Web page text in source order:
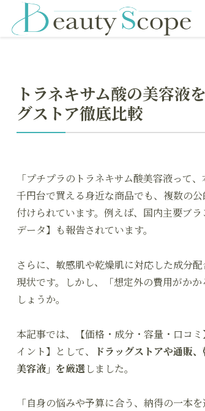
トラネキサム酸の美容液
グストア徹底比較
「プチプラのトラネキサム酸美容液って
千円台で買える身近な商品でも、複数の
付けられています。例えば、国内主要ブ
データ】も報告されています。
さらに、敏感肌や乾燥肌に対応した成分
現状です。しかし、「想定外の費用がか
しょうか。
本記事では、【価格・成分・容量・口コ
イント】 として、
ドラッグストアや通販
美容液」を厳選しました。
「自身の悩みや予算に合う、納得の一本